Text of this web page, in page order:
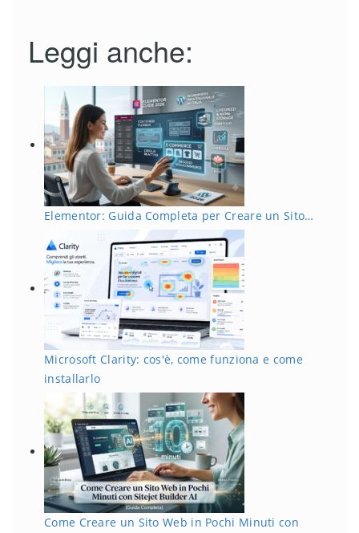
Leggi anche:
Elementor: Guida Completa per Creare un Sito…
Microsoft Clarity: cos'è, come funziona e come
installarlo
Come Creare un Sito Web in Pochi Minuti con